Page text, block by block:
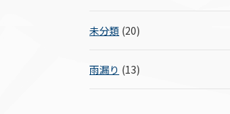
未分類 (20)
雨漏り (13)